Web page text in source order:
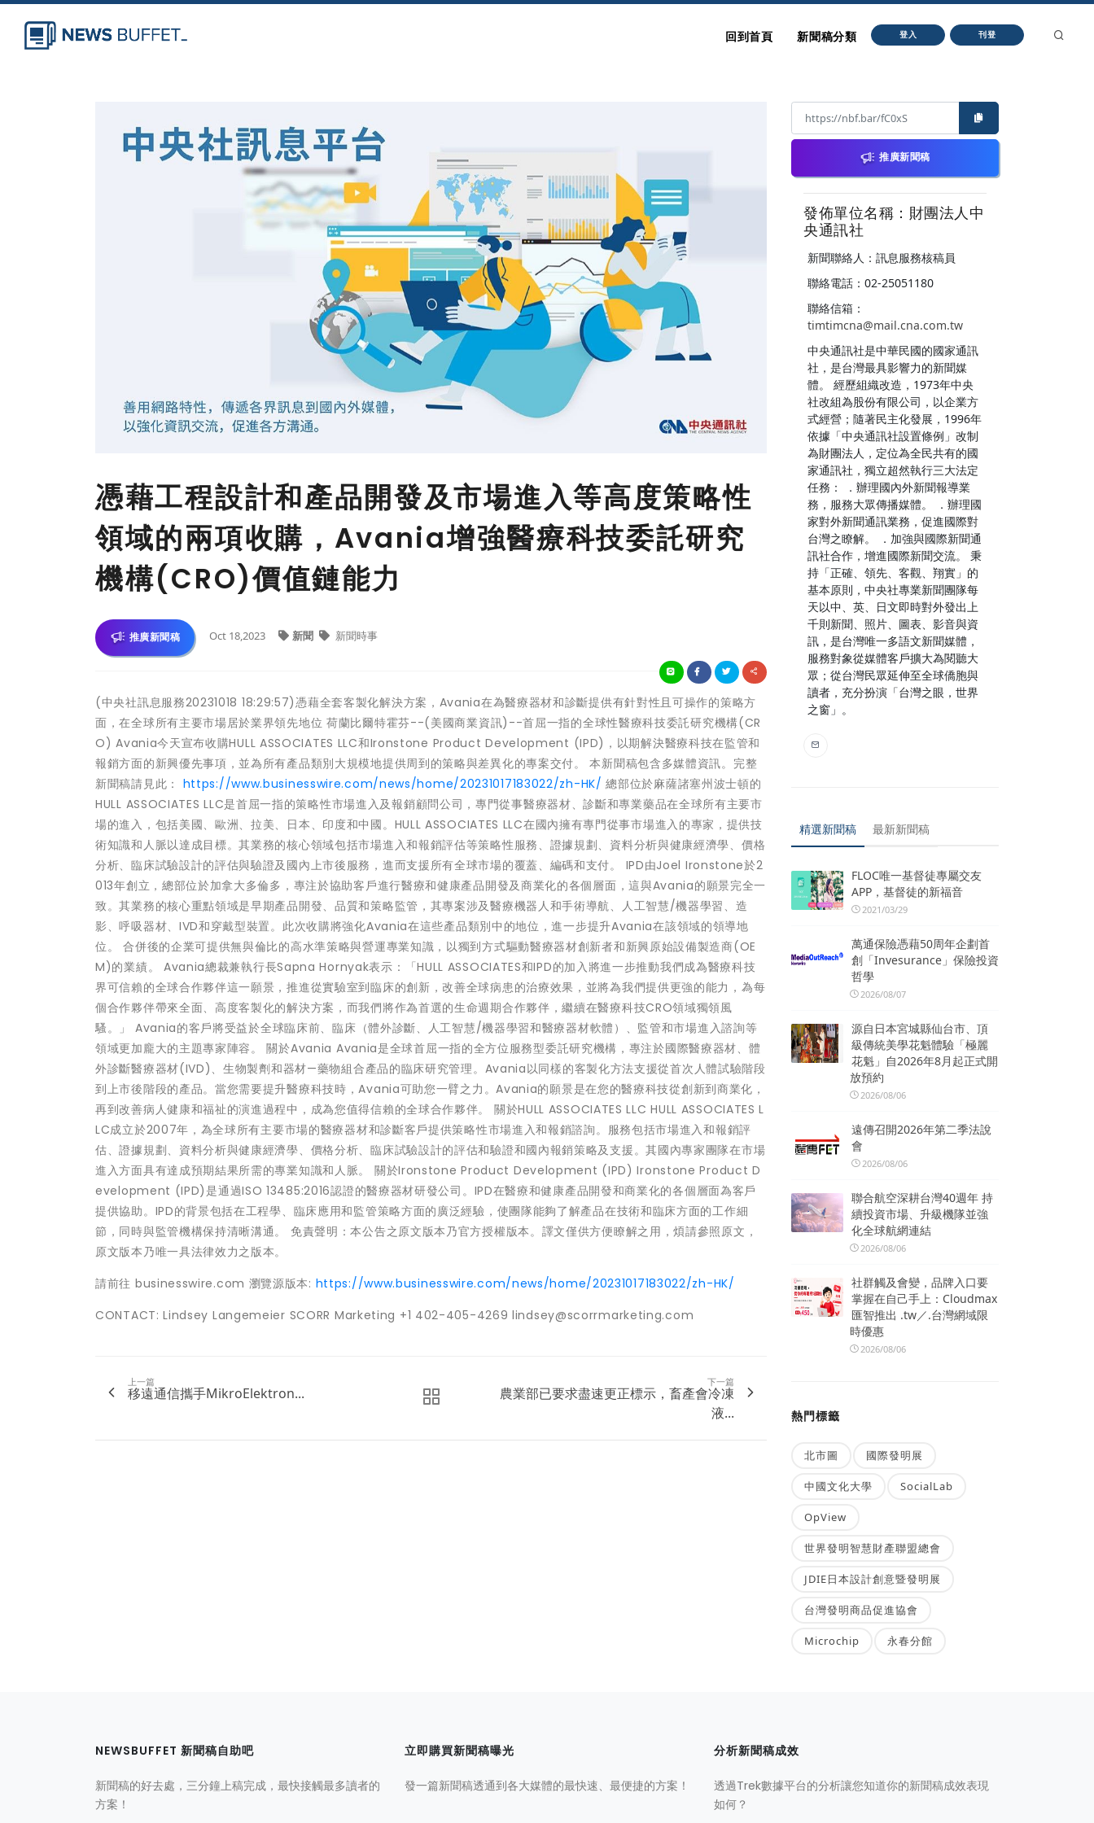
回到首頁 新聞稿分類 登入 刊登
憑藉工程設計和產品開發及市場進入等高度策略性
領域的兩項收購，Avania增強醫療科技委託研究
機構(CRO)價值鏈能力
推廣新聞稿 Oct 18,2023 新聞 新聞時事
(中央社訊息服務20231018 18:29:57)憑藉全套客製化解決方案，Avania在為醫療器材和診斷提供有針對性且可操作的策略方
面，在全球所有主要市場居於業界領先地位 荷蘭比爾特霍芬--(美國商業資訊)--首屈一指的全球性醫療科技委託研究機構(CR
O) Avania今天宣布收購HULL ASSOCIATES LLC和Ironstone Product Development (IPD)，以期解決醫療科技在監管和
報銷方面的新興優先事項，並為所有產品類別大規模地提供周到的策略與差異化的專案交付。 本新聞稿包含多媒體資訊。完整
新聞稿請見此： https://www.businesswire.com/news/home/20231017183022/zh-HK/ 總部位於麻薩諸塞州波士頓的
HULL ASSOCIATES LLC是首屈一指的策略性市場進入及報銷顧問公司，專門從事醫療器材、診斷和專業藥品在全球所有主要市
場的進入，包括美國、歐洲、拉美、日本、印度和中國。HULL ASSOCIATES LLC在國內擁有專門從事市場進入的專家，提供技
術知識和人脈以達成目標。其業務的核心領域包括市場進入和報銷評估等策略性服務、證據規劃、資料分析與健康經濟學、價格
分析、臨床試驗設計的評估與驗證及國內上市後服務，進而支援所有全球市場的覆蓋、編碼和支付。 IPD由Joel Ironstone於2
013年創立，總部位於加拿大多倫多，專注於協助客戶進行醫療和健康產品開發及商業化的各個層面，這與Avania的願景完全一
致。其業務的核心重點領域是早期產品開發、品質和策略監管，其專案涉及醫療機器人和手術導航、人工智慧/機器學習、造
影、呼吸器材、IVD和穿戴型裝置。此次收購將強化Avania在這些產品類別中的地位，進一步提升Avania在該領域的領導地
位。 合併後的企業可提供無與倫比的高水準策略與營運專業知識，以獨到方式驅動醫療器材創新者和新興原始設備製造商(OE
M)的業績。 Avania總裁兼執行長Sapna Hornyak表示：「HULL ASSOCIATES和IPD的加入將進一步推動我們成為醫療科技
界可信賴的全球合作夥伴這一願景，推進從實驗室到臨床的創新，改善全球病患的治療效果，並將為我們提供更強的能力，為每
個合作夥伴帶來全面、高度客製化的解決方案，而我們將作為首選的生命週期合作夥伴，繼續在醫療科技CRO領域獨領風
騷。」 Avania的客戶將受益於全球臨床前、臨床（體外診斷、人工智慧/機器學習和醫療器材軟體）、監管和市場進入諮詢等
領域更加龐大的主題專家陣容。 關於Avania Avania是全球首屈一指的全方位服務型委託研究機構，專注於國際醫療器材、體
外診斷醫療器材(IVD)、生物製劑和器材—藥物組合產品的臨床研究管理。Avania以同樣的客製化方法支援從首次人體試驗階段
到上市後階段的產品。當您需要提升醫療科技時，Avania可助您一臂之力。Avania的願景是在您的醫療科技從創新到商業化，
再到改善病人健康和福祉的演進過程中，成為您值得信賴的全球合作夥伴。 關於HULL ASSOCIATES LLC HULL ASSOCIATES L
LC成立於2007年，為全球所有主要市場的醫療器材和診斷客戶提供策略性市場進入和報銷諮詢。服務包括市場進入和報銷評
估、證據規劃、資料分析與健康經濟學、價格分析、臨床試驗設計的評估和驗證和國內報銷策略及支援。其國內專家團隊在市場
進入方面具有達成預期結果所需的專業知識和人脈。 關於Ironstone Product Development (IPD) Ironstone Product D
evelopment (IPD)是通過ISO 13485:2016認證的醫療器材研發公司。IPD在醫療和健康產品開發和商業化的各個層面為客戶
提供協助。IPD的背景包括在工程學、臨床應用和監管策略方面的廣泛經驗，使團隊能夠了解產品在技術和臨床方面的工作細
節，同時與監管機構保持清晰溝通。 免責聲明：本公告之原文版本乃官方授權版本。譯文僅供方便瞭解之用，煩請參照原文，
原文版本乃唯一具法律效力之版本。
請前往 businesswire.com 瀏覽源版本: https://www.businesswire.com/news/home/20231017183022/zh-HK/
CONTACT: Lindsey Langemeier SCORR Marketing +1 402-405-4269 lindsey@scorrmarketing.com
上一篇
移遠通信攜手MikroElektron...
下一篇
農業部已要求盡速更正標示，畜產會冷凍
液...
推廣新聞稿
發佈單位名稱：財團法人中
央通訊社
新聞聯絡人：訊息服務核稿員
聯絡電話：02-25051180
聯絡信箱：
timtimcna@mail.cna.com.tw
中央通訊社是中華民國的國家通訊
社，是台灣最具影響力的新聞媒
體。 經歷組織改造，1973年中央
社改組為股份有限公司，以企業方
式經營；隨著民主化發展，1996年
依據「中央通訊社設置條例」改制
為財團法人，定位為全民共有的國
家通訊社，獨立超然執行三大法定
任務： ．辦理國內外新聞報導業
務，服務大眾傳播媒體。 ．辦理國
家對外新聞通訊業務，促進國際對
台灣之瞭解。 ．加強與國際新聞通
訊社合作，增進國際新聞交流。 秉
持「正確、領先、客觀、翔實」的
基本原則，中央社專業新聞團隊每
天以中、英、日文即時對外發出上
千則新聞、照片、圖表、影音與資
訊，是台灣唯一多語文新聞媒體，
服務對象從媒體客戶擴大為閱聽大
眾；從台灣民眾延伸至全球僑胞與
讀者，充分扮演「台灣之眼，世界
之窗」。
精選新聞稿 最新新聞稿
FLOC唯一基督徒專屬交友
APP，基督徒的新福音
2021/03/29
萬通保險憑藉50周年企劃首
創「Invesurance」保險投資
哲學
2026/08/07
源自日本宮城縣仙台市、頂
級傳統美學花魁體驗「極麗
花魁」自2026年8月起正式開
放預約
2026/08/06
遠傳召開2026年第二季法說
會
2026/08/06
聯合航空深耕台灣40週年 持
續投資市場、升級機隊並強
化全球航網連結
2026/08/06
社群觸及會變，品牌入口要
掌握在自己手上：Cloudmax
匯智推出 .tw／.台灣網域限
時優惠
2026/08/06
熱門標籤
北市圖 國際發明展
中國文化大學 SocialLab
OpView
世界發明智慧財產聯盟總會
JDIE日本設計創意暨發明展
台灣發明商品促進協會
Microchip 永春分館
NEWSBUFFET 新聞稿自助吧
新聞稿的好去處，三分鐘上稿完成，最快接觸最多讀者的
方案！
立即購買新聞稿曝光
發一篇新聞稿透通到各大媒體的最快速、最便捷的方案！
分析新聞稿成效
透過Trek數據平台的分析讓您知道你的新聞稿成效表現
如何？